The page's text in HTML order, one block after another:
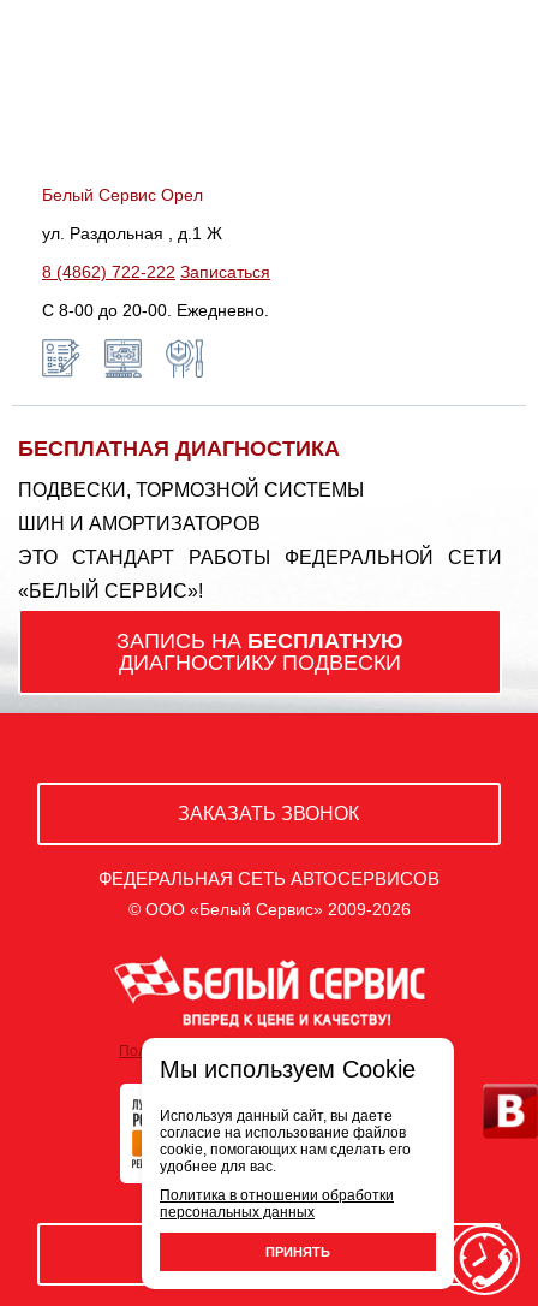
Белый Сервис Орел
ул. Раздольная , д.1 Ж
8 (4862) 722-222 Записаться
С 8-00 до 20-00. Ежедневно.
БЕСПЛАТНАЯ ДИАГНОСТИКА
ПОДВЕСКИ, ТОРМОЗНОЙ СИСТЕМЫ
ШИН И АМОРТИЗАТОРОВ
ЭТО СТАНДАРТ РАБОТЫ ФЕДЕРАЛЬНОЙ СЕТИ
«БЕЛЫЙ СЕРВИС»!
ЗАПИСЬ НА БЕСПЛАТНУЮ
ДИАГНОСТИКУ ПОДВЕСКИ
ЗАКАЗАТЬ ЗВОНОК
ФЕДЕРАЛЬНАЯ СЕТЬ АВТОСЕРВИСОВ
© ООО «Белый Сервис» 2009-2026
Политика обработки персональных данных
ЗАПИСЬ НА СЕРВИС
Мы используем Cookie
Используя данный сайт, вы даете
согласие на использование файлов
cookie, помогающих нам сделать его
удобнее для вас.
Политика в отношении обработки
персональных данных
ПРИНЯТЬ